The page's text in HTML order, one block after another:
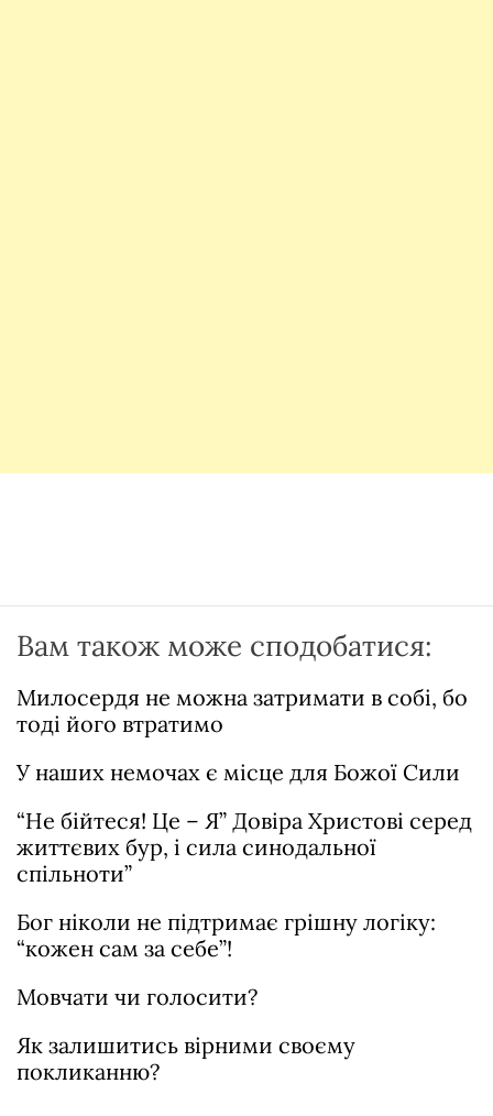
Вам також може сподобатися:
Милосердя не можна затримати в собі, бо
тоді його втратимо
У наших немочах є місце для Божої Сили
“Не бійтеся! Це – Я” Довіра Христові серед
життєвих бур, і сила синодальної
спільноти”
Бог ніколи не підтримає грішну логіку:
“кожен сам за себе”!
Мовчати чи голосити?
Як залишитись вірними своєму
покликанню?